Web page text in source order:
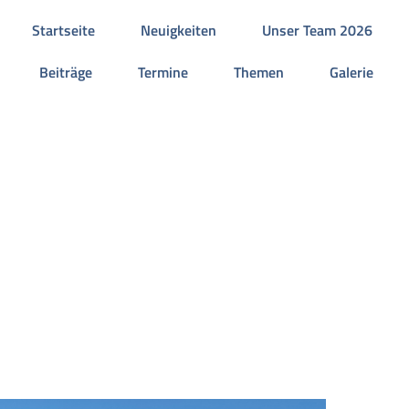
Startseite Neuigkeiten
Unser Team 2026
Beiträge
Termine Themen Galerie